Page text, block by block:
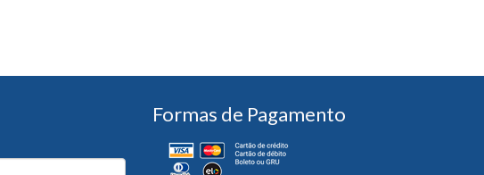
Formas de Pagamento